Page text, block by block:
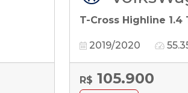
T-Cross Highline 1.4
2019/2020
R$ 105.900